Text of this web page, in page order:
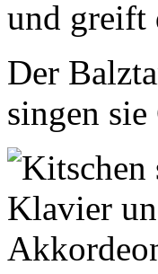
Der
singen sie